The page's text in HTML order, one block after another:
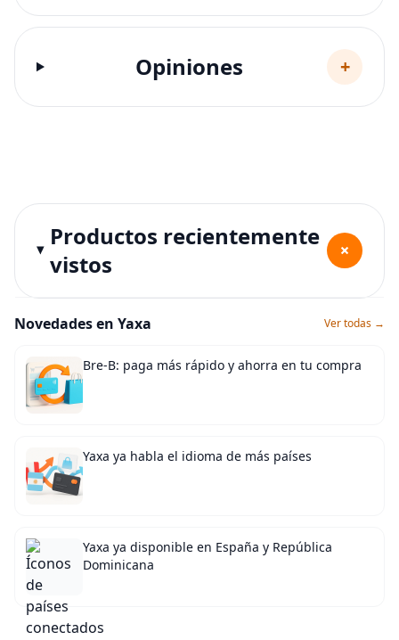
Opiniones +
Productos recientemente
vistos
+
Novedades en Yaxa Ver todas →
Bre-B: paga más rápido y ahorra en tu compra
Yaxa ya habla el idioma de más países
Yaxa ya disponible en España y República
Dominicana